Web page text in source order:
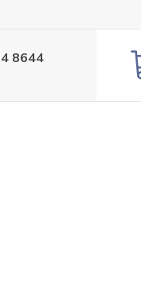
8644